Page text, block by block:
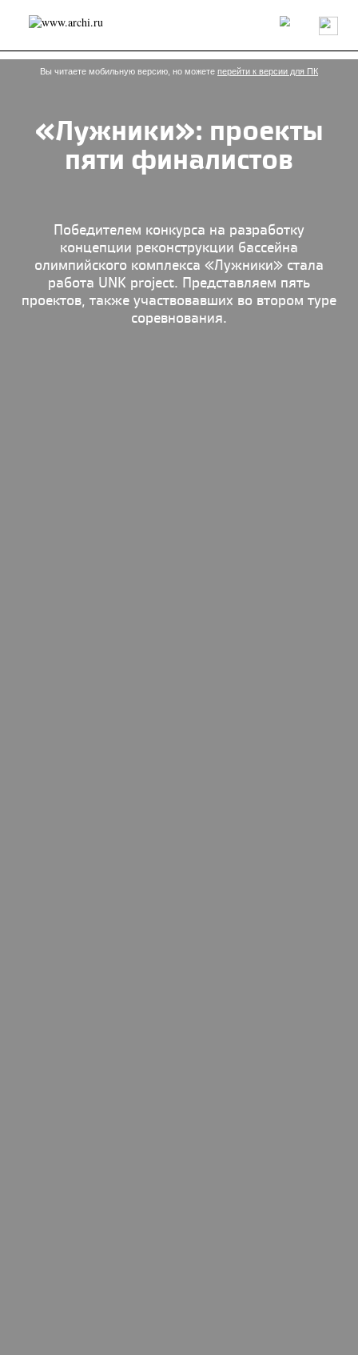
Россия Мир Технологии Интерьер Пресса
Архитекторы
Проекты
Конкурсы События Книги Вакансии
send.project Анонсы конкурсов
Блог
Интервью Исследование
Объект
Результаты конкурса
Наследие Образование
Урбанистика
Вы читаете мобильную версию, но можете перейти к версии для ПК
«Лужники»: проекты
пяти финалистов
Победителем конкурса на разработку
концепции реконструкции бассейна
олимпийского комплекса «Лужники» стала
работа UNK project. Представляем пять
проектов, также участвовавших во втором туре
соревнования.